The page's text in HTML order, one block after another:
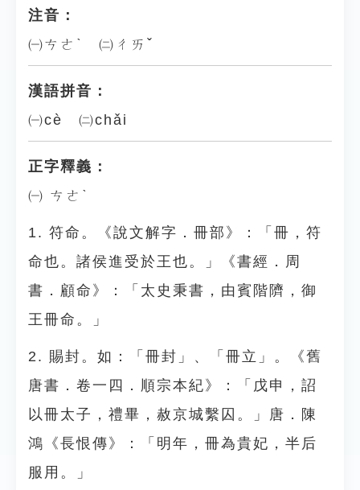
注音：
㈠ㄘㄜˋ ㈡ㄔㄞˇ
漢語拼音：
㈠cè ㈡chǎi
正字釋義：
㈠ ㄘㄜˋ
1. 符命。《說文解字．冊部》：「冊，符
命也。諸侯進受於王也。」《書經．周
書．顧命》：「太史秉書，由賓階隮，御
王冊命。」
2. 賜封。如：「冊封」、「冊立」。《舊
唐書．卷一四．順宗本紀》：「戊申，詔
以冊太子，禮畢，赦京城繫囚。」唐．陳
鴻《長恨傳》：「明年，冊為貴妃，半后
服用。」